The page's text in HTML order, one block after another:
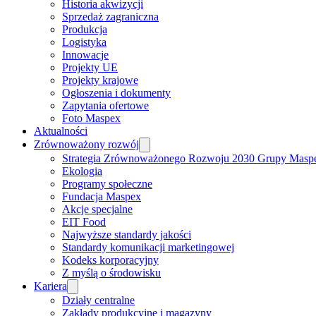
Historia akwizycji
Sprzedaż zagraniczna
Produkcja
Logistyka
Innowacje
Projekty UE
Projekty krajowe
Ogłoszenia i dokumenty
Zapytania ofertowe
Foto Maspex
Aktualności
Zrównoważony rozwój
Strategia Zrównoważonego Rozwoju 2030 Grupy
Ekologia
Programy społeczne
Fundacja Maspex
Akcje specjalne
EIT Food
Najwyższe standardy jakości
Standardy komunikacji marketingowej
Kodeks korporacyjny
Z myślą o środowisku
Kariera
Działy centralne
Zakłady produkcyjne i magazyny